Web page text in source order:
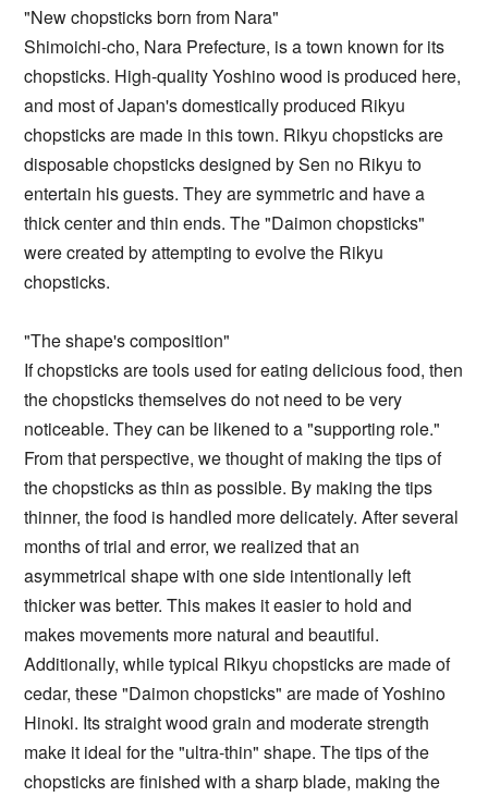
"New chopsticks born from Nara"
Shimoichi-cho, Nara Prefecture, is a town known for its
chopsticks. High-quality Yoshino wood is produced here,
and most of Japan's domestically produced Rikyu
chopsticks are made in this town. Rikyu chopsticks are
disposable chopsticks designed by Sen no Rikyu to
entertain his guests. They are symmetric and have a
thick center and thin ends. The "Daimon chopsticks"
were created by attempting to evolve the Rikyu
chopsticks.
"The shape's composition"
If chopsticks are tools used for eating delicious food, then
the chopsticks themselves do not need to be very
noticeable. They can be likened to a "supporting role."
From that perspective, we thought of making the tips of
the chopsticks as thin as possible. By making the tips
thinner, the food is handled more delicately. After several
months of trial and error, we realized that an
asymmetrical shape with one side intentionally left
thicker was better. This makes it easier to hold and
makes movements more natural and beautiful.
Additionally, while typical Rikyu chopsticks are made of
cedar, these "Daimon chopsticks" are made of Yoshino
Hinoki. Its straight wood grain and moderate strength
make it ideal for the "ultra-thin" shape. The tips of the
chopsticks are finished with a sharp blade, making the